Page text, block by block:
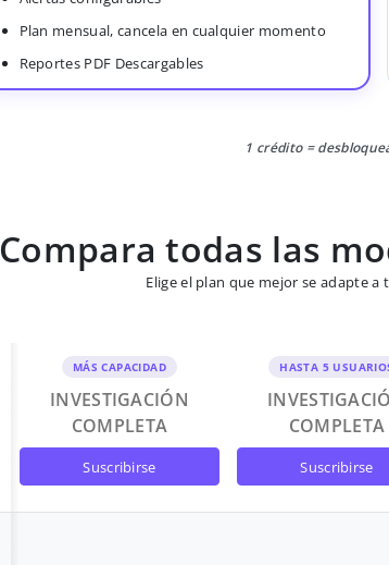
Plan mensual, cancela en cualquier momento
Reportes PDF Descargables
1 crédito =
Compara todas las
Elige el plan que mejor se adapte
MÁS CAPACIDAD
INVESTIGACIÓN
COMPLETA
suscribirse
HASTA 5
COMPLETA
suscribirse